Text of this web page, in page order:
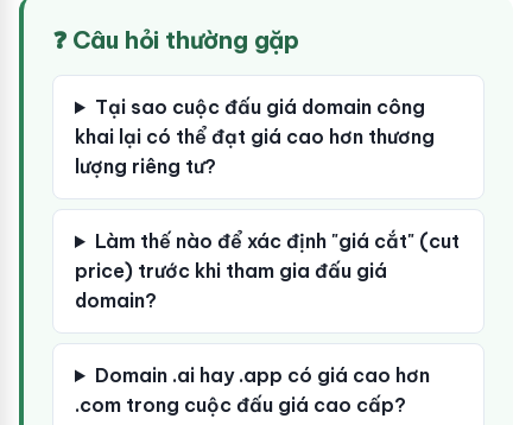
❓ Câu hỏi thường gặp
Tại sao cuộc đấu giá domain công
khai lại có thể đạt giá cao hơn thương
lượng riêng tư?
Làm thế nào để xác định "giá cắt" (cut
price) trước khi tham gia đấu giá
domain?
Domain .ai hay .app có giá cao hơn
.com trong cuộc đấu giá cao cấp?